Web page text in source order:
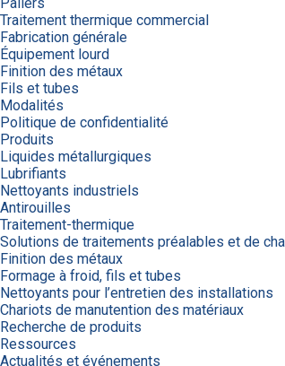
Traitement thermique commercial
Fabrication générale
Équipement lourd
Finition des métaux
Fils et tubes
Modalités
Politique de confidentialité
Produits
Liquides métallurgiques
Lubrifiants
Nettoyants industriels
Antirouilles
Traitement-thermique
Solutions de traitements préalables et de
Finition des métaux
Formage à froid, fils et tubes
Nettoyants pour l’entretien des installations
Chariots de manutention des matériaux
Recherche de produits
Ressources
Actualités et événements